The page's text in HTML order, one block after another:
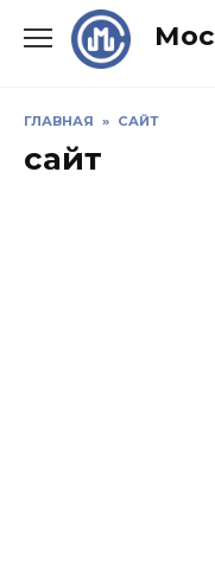
ГЛАВНАЯ » САЙТ
сайт